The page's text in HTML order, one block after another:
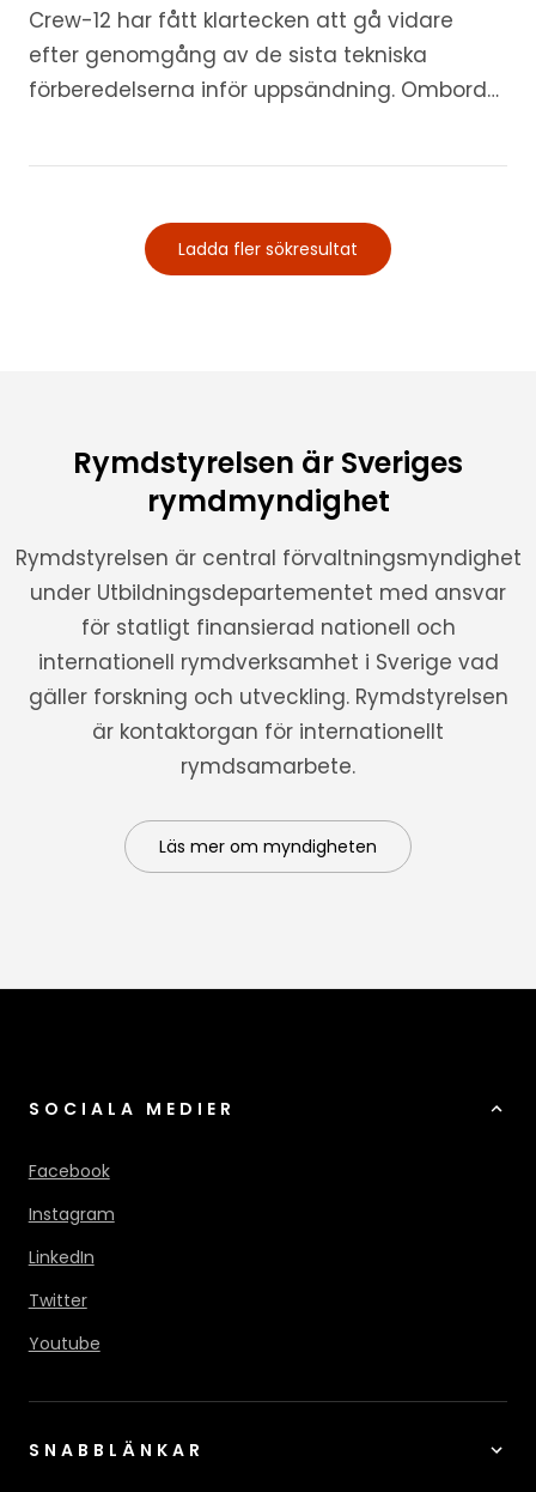
Crew-12 har fått klartecken att gå vidare
efter genomgång av de sista tekniska
förberedelserna inför uppsändning. Ombord
astronauten Jessica Meir, som denna gång...
Ladda fler sökresultat
Rymdstyrelsen är Sveriges
rymdmyndighet
Rymdstyrelsen är central förvaltningsmyndighet
under Utbildningsdepartementet med ansvar
för statligt finansierad nationell och
internationell rymdverksamhet i Sverige vad
gäller forskning och utveckling. Rymdstyrelsen
är kontaktorgan för internationellt
rymdsamarbete.
Läs mer om myndigheten
SOCIALA MEDIER
Facebook
Instagram
LinkedIn
Twitter
Youtube
SNABBLÄNKAR